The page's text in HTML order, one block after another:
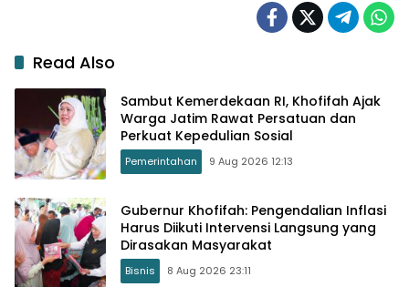
Read Also
Sambut Kemerdekaan RI, Khofifah Ajak
Warga Jatim Rawat Persatuan dan
Perkuat Kepedulian Sosial
Pemerintahan 9 Aug 2026 12:13
Gubernur Khofifah: Pengendalian Inflasi
Harus Diikuti Intervensi Langsung yang
Dirasakan Masyarakat
Bisnis 8 Aug 2026 23:11